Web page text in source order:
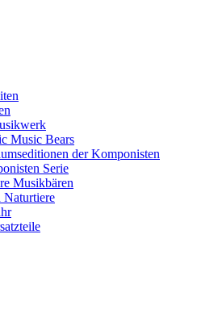
Music Bears
der Komponisten
Serie
Musikbären
Naturtiere